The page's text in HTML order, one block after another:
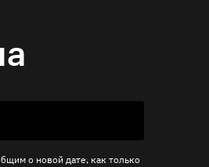
о новой дате, как только